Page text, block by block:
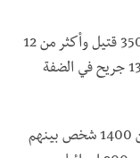
وبلغت حصيلة ضحايا القصف الإسرائيلي نحو 3500 قتيل وأكثر من 12
ألف جريح في القطاع، و69 قتيلا وأكثر من 1300 جريح في الضفة
أما على الجانب الإسرائيلي، فقد قتل ما يزيد عن 1400 شخص بينهم